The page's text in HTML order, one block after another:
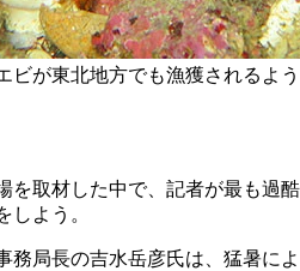
ビが東北地方でも漁獲されるよう
を取材した中で、記者が最も過酷
しよう。
務局長の吉水岳彦氏は、猛暑によ